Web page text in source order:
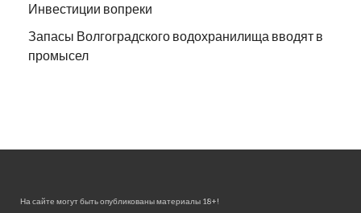
Инвестиции вопреки
Запасы Волгоградского водохранилища вводят в
промысел
На сайте могут быть опубликованы материалы 18+!